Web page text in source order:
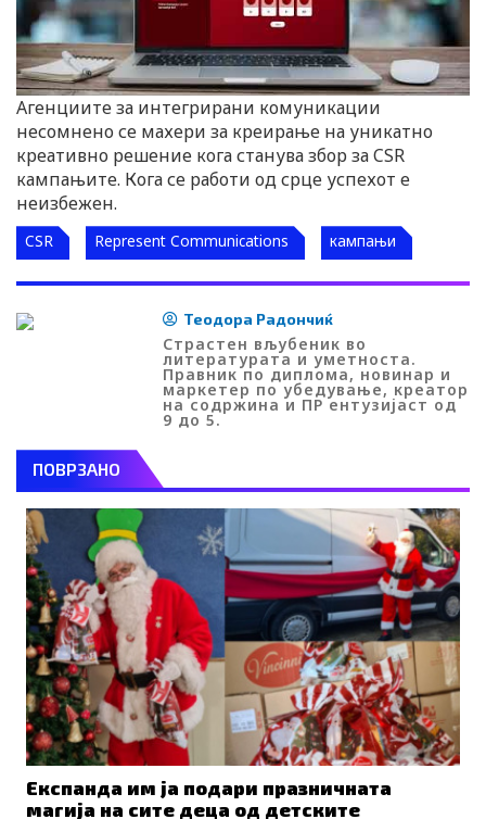
Агенциите за интегрирани комуникации
несомнено се махери за креирање на уникатно
креативно решение кога станува збор за CSR
кампањите. Кога се работи од срце успехот е
неизбежен.
CSR Represent Communications кампањи
Теодора Радончиќ
Страстен вљубеник во
литературата и уметноста.
Правник по диплома, новинар и
маркетер по убедување, креатор
на содржина и ПР ентузијаст од
9 до 5.
ПОВРЗАНО
Експанда им ја подари празничната
магија на сите деца од детските